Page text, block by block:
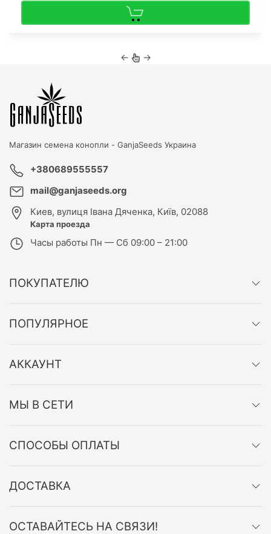
← →
Магазин семена конопли - GanjaSeeds Украина
+380689555557
mail@ganjaseeds.org
Киев, вулиця Івана Дяченка, Київ, 02088
Карта проезда
Часы работы Пн — Сб 09:00 – 21:00
ПОКУПАТЕЛЮ
ПОПУЛЯРНОЕ
АККАУНТ
МЫ В СЕТИ
СПОСОБЫ ОПЛАТЫ
ДОСТАВКА
ОСТАВАЙТЕСЬ НА СВЯЗИ!